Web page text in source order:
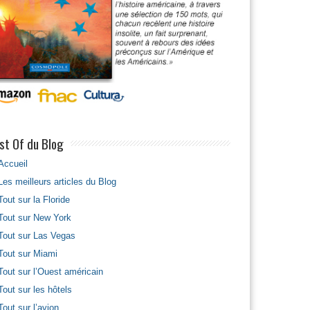
Of du Blog
meilleurs articles du Blog
sur la Floride
sur New York
sur Las Vegas
sur Miami
sur l’Ouest américain
sur les hôtels
sur l’avion